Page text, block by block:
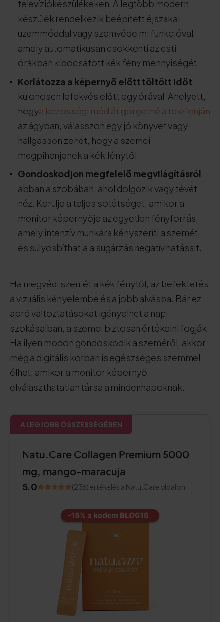
televíziókészülékeken. A legtöbb modern
készülék rendelkezik beépített éjszakai
üzemmóddal vagy szemvédelmi funkcióval,
amely automatikusan csökkenti az esti
órákban kibocsátott kék fény mennyiségét.
Korlátozza a képernyő előtt töltött időt,
különösen lefekvés előtt egy órával. Ahelyett,
hogya közösségi médiát görgetné a telefonján
az ágyban, válasszon egy jó könyvet vagy
hallgasson zenét, hogy a szemei
megpihenjenek a kék fénytől.
Gondoskodjon megfelelő megvilágításról
abban a szobában, ahol dolgozik vagy tévét
néz. Kerülje a teljes sötétséget, amikor a
monitor képernyője az egyetlen fényforrás,
amely intenzív munkára kényszeríti a szemét,
és súlyosbíthatja a sugárzás negatív hatásait.
Ha megvédi szemét a kék fénytől, az befektetés
a vizuális kényelembe és a jobb alvásba. Bár ez
apró változtatásokat igényelhet a napi
szokásaiban, a szemei biztosan értékelni fogják.
Ha ilyen módon gondoskodik a szeméről, akkor
még a digitális korban is egészséges szemmel
élhet, amikor a monitor képernyő
elválaszthatatlan társa a mindennapoknak.
A LEGJOBB ÖSSZESSÉGÉBEN
Natu.Care Collagen Premium 5000
mg, mango-maracuja
5.0 (236) értékelés a Natu.Care oldalon